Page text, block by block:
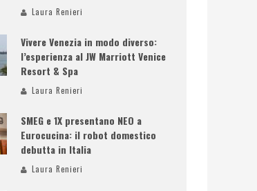
Laura Renieri
Vivere Venezia in modo diverso:
l’esperienza al JW Marriott Venice
Resort & Spa
Laura Renieri
SMEG e 1X presentano NEO a
Eurocucina: il robot domestico
debutta in Italia
Laura Renieri